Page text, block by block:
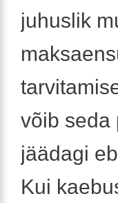
juhuslik
võib seda
jäädagi
Kui